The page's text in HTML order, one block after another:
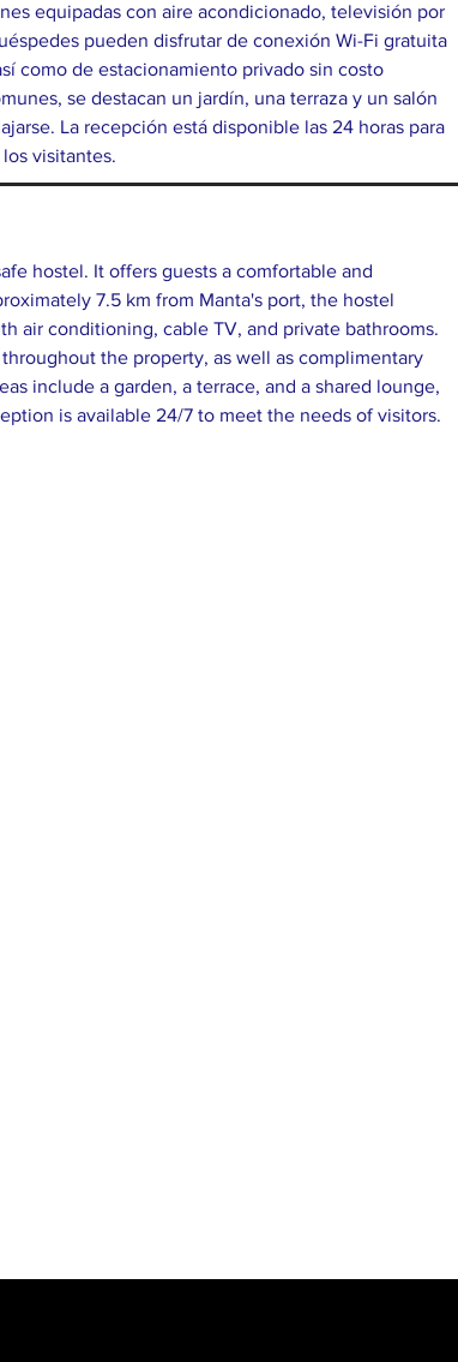
equipadas con aire acondicionado, televisión por
pueden disfrutar de conexión Wi-Fi gratuita
como de estacionamiento privado sin costo
se destacan un jardín, una terraza y un salón
La recepción está disponible las 24 horas para
visitantes.
hostel. It offers guests a comfortable and
7.5 km from Manta's port, the hostel
air conditioning, cable TV, and private bathrooms.
the property, as well as complimentary
include a garden, a terrace, and a shared lounge,
is available 24/7 to meet the needs of visitors.